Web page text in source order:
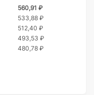
560,91 ₽
533,88 ₽
512,40 ₽
493,53 ₽
480,78 ₽